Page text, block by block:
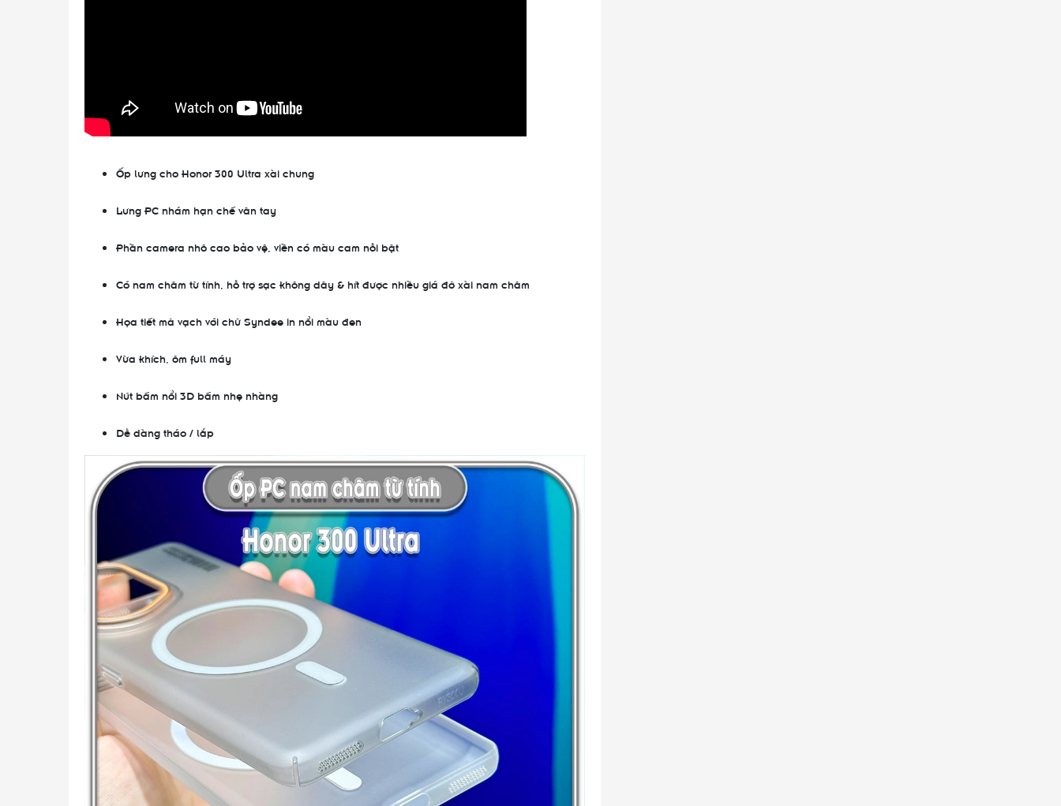
Ốp lưng cho Honor 300 Ultra xài chung
Lưng PC nhám hạn chế vân tay
Phần camera nhô cao bảo vệ, viền có màu cam nỗi bật
Có nam châm từ tính, hỗ trợ sạc không dây & hít được nhiều giá đỡ xài nam châm
Họa tiết mã vạch với chữ Syndee in nổi màu đen
Vừa khích, ôm full máy
Nút bấm nổi 3D bấm nhẹ nhàng
Dễ dàng tháo / lắp